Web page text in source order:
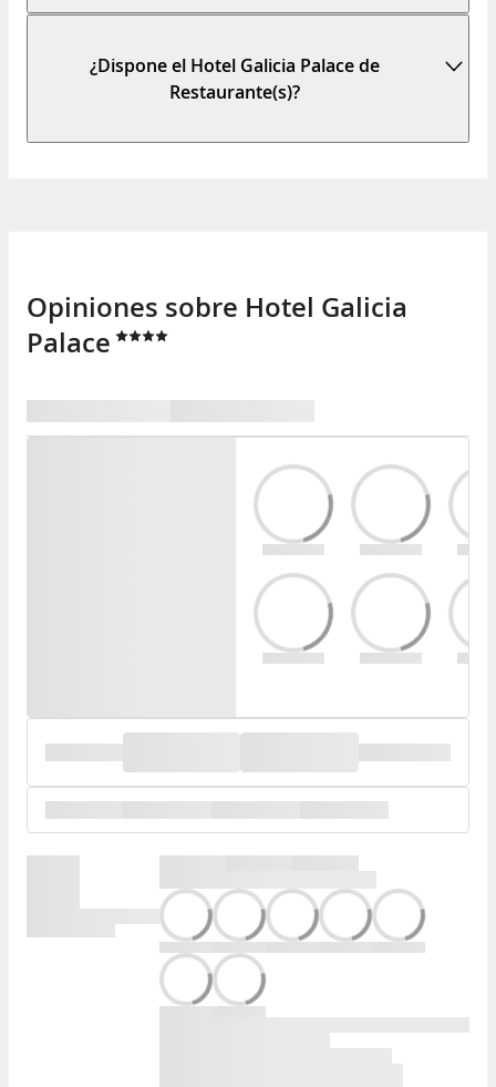
¿Dispone el Hotel Galicia Palace de
Restaurante(s)?
Opiniones sobre Hotel Galicia
Palace